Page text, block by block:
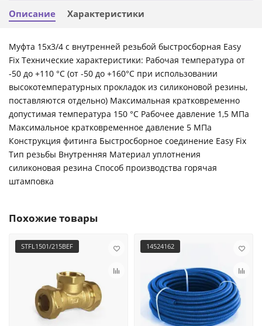
Описание Характеристики
Муфта 15х3/4 с внутренней резьбой быстросборная Easy
Fix Технические характеристики: Рабочая температура от
-50 до +110 °С (от -50 до +160°С при использовании
высокотемпературных прокладок из силиконовой резины,
поставляются отдельно) Максимальная кратковременно
допустимая температура 150 °С Рабочее давление 1,5 МПа
Максимальное кратковременное давление 5 МПа
Конструкция фитинга Быстросборное соединение Easy Fix
Тип резьбы Внутренняя Материал уплотнения
силиконовая резина Способ производства горячая
штамповка
Похожие товары
STFL1501/215BEF 14524162